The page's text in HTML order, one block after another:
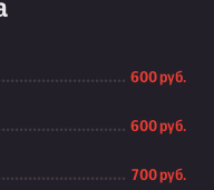
600 руб.
600 руб.
700 руб.